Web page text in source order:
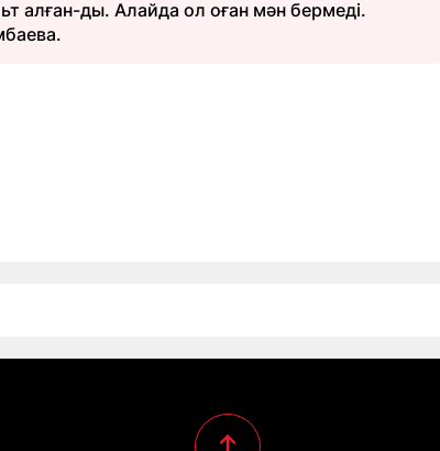
алған-ды. Алайда ол оған мән бермеді.